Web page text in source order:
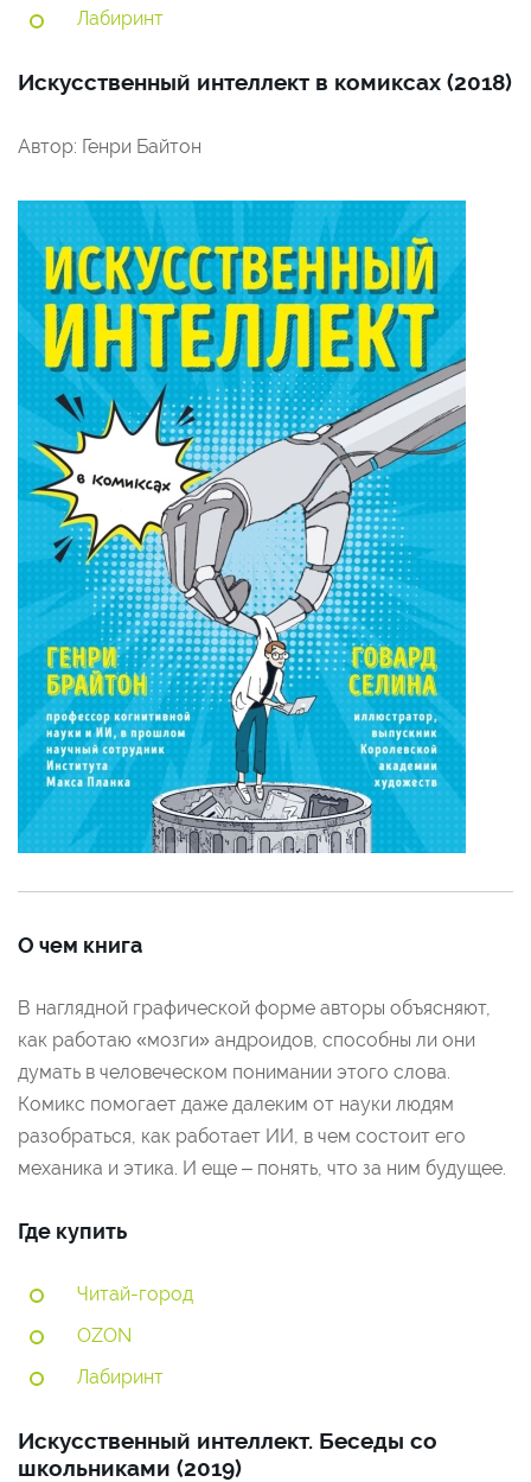
Лабиринт
Искусственный интеллект в комиксах (2018)
Автор: Генри Байтон
О чем книга
В наглядной графической форме авторы объясняют,
как работаю «мозги» андроидов, способны ли они
думать в человеческом понимании этого слова.
Комикс помогает даже далеким от науки людям
разобраться, как работает ИИ, в чем состоит его
механика и этика. И еще – понять, что за ним будущее.
Где купить
Читай-город
OZON
Лабиринт
Искусственный интеллект. Беседы со
школьниками (2019)